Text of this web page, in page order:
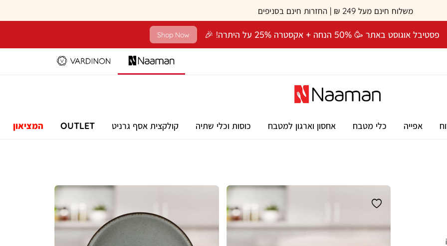
משלוח חינם מעל 249 ₪ | החזרות חינם בסניפים
פסטיבל אוגוסט באתר 🥳 50% הנחה + אקסטרה 25% על היתרה! 🎉 Shop Now
אפייה כלי מטבח אחסון וארגון למטבח כוסות וכלי שתיה קולקצית אסף גרניט OUTLET המציאון